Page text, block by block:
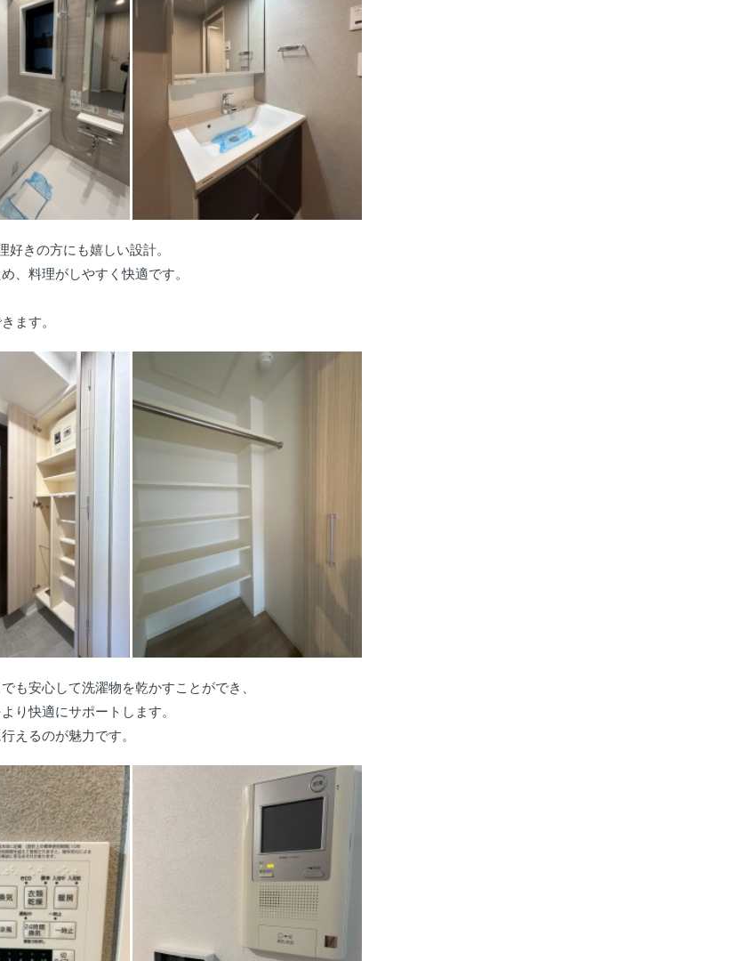
好きの方にも嬉しい設計。
、料理がしやすく快適です。
ます。
も安心して洗濯物を乾かすことができ、
り快適にサポートします。
えるのが魅力です。